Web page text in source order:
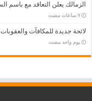
الزمالك يعلن التعاقد مع باسم
‏9 ساعات مضت
لائحة جديدة للمكافآت
‏يوم واحد مضت